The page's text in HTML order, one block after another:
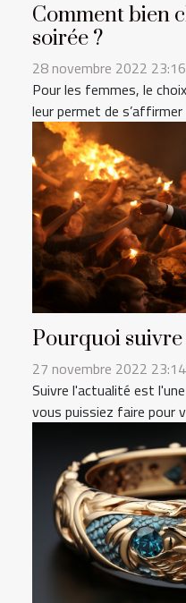
Comment bien
soirée ?
28 novembre 2022 23:16
Pour les femmes, le
leur permet de
Pourquoi suivre
27 novembre 2022 23:14
Suivre l'actualité est
vous puissiez faire pour